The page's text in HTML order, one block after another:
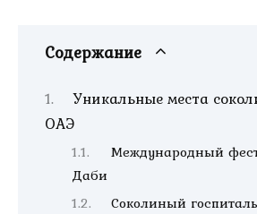
Содержание
Уникальные места
ОАЭ
Международный
Даби
Соколиный